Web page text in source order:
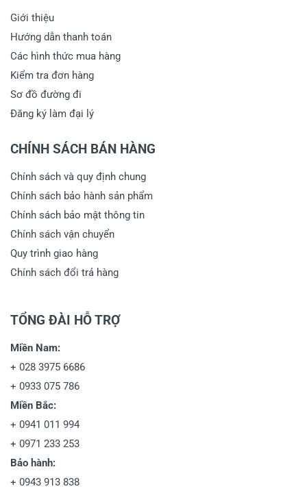
Giới thiệu
Hướng dẫn thanh toán
Các hình thức mua hàng
Kiểm tra đơn hàng
Sơ đồ đường đi
Đăng ký làm đại lý
CHÍNH SÁCH BÁN HÀNG
Chính sách và quy định chung
Chính sách bảo hành sản phẩm
Chính sách bảo mật thông tin
Chính sách vận chuyển
Quy trình giao hàng
Chính sách đổi trả hàng
TỔNG ĐÀI HỖ TRỢ
Miền Nam:
+ 028 3975 6686
+ 0933 075 786
Miền Bắc:
+ 0941 011 994
+ 0971 233 253
Bảo hành:
+ 0943 913 838